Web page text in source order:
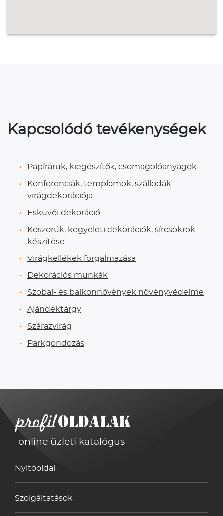
Kapcsolódó tevékenységek
Papíráruk, kiegészítők, csomagolóanyagok
Konferenciák, templomok, szállodák
virágdekorációja
Esküvői dekoráció
Koszorúk, kegyeleti dekorációk, sírcsokrok
készítése
Virágkellékek forgalmazása
Dekorációs munkák
Szobai- és balkonnövények növényvédelme
Ajándéktárgy
Szárazvirág
Parkgondozás
online üzleti katalógus
Nyitóoldal
Szolgáltatások